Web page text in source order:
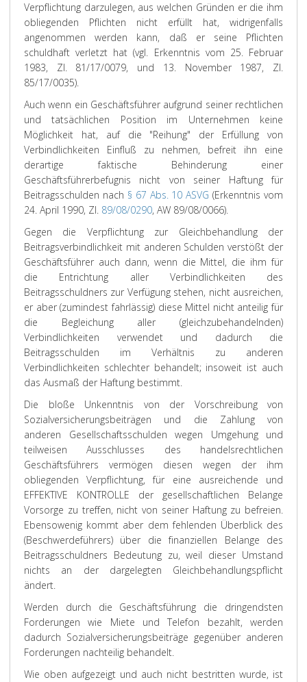
Verpflichtung darzulegen, aus welchen Gründen er die ihm
obliegenden Pflichten nicht erfüllt hat, widrigenfalls
angenommen werden kann, daß er seine Pflichten
schuldhaft verletzt hat (vgl. Erkenntnis vom 25. Februar
1983, Zl. 81/17/0079, und 13. November 1987, Zl.
85/17/0035).
Auch wenn ein Geschäftsführer aufgrund seiner rechtlichen
und tatsächlichen Position im Unternehmen keine
Möglichkeit hat, auf die "Reihung" der Erfüllung von
Verbindlichkeiten Einfluß zu nehmen, befreit ihn eine
derartige faktische Behinderung einer
Geschäftsführerbefugnis nicht von seiner Haftung für
Beitragsschulden nach § 67 Abs. 10 ASVG (Erkenntnis vom
24. April 1990, Zl. 89/08/0290, AW 89/08/0066).
Gegen die Verpflichtung zur Gleichbehandlung der
Beitragsverbindlichkeit mit anderen Schulden verstößt der
Geschäftsführer auch dann, wenn die Mittel, die ihm für
die Entrichtung aller Verbindlichkeiten des
Beitragsschuldners zur Verfügung stehen, nicht ausreichen,
er aber (zumindest fahrlässig) diese Mittel nicht anteilig für
die Begleichung aller (gleichzubehandelnden)
Verbindlichkeiten verwendet und dadurch die
Beitragsschulden im Verhältnis zu anderen
Verbindlichkeiten schlechter behandelt; insoweit ist auch
das Ausmaß der Haftung bestimmt.
Die bloße Unkenntnis von der Vorschreibung von
Sozialversicherungsbeiträgen und die Zahlung von
anderen Gesellschaftsschulden wegen Umgehung und
teilweisen Ausschlusses des handelsrechtlichen
Geschäftsführers vermögen diesen wegen der ihm
obliegenden Verpflichtung, für eine ausreichende und
EFFEKTIVE KONTROLLE der gesellschaftlichen Belange
Vorsorge zu treffen, nicht von seiner Haftung zu befreien.
Ebensowenig kommt aber dem fehlenden Überblick des
(Beschwerdeführers) über die finanziellen Belange des
Beitragsschuldners Bedeutung zu, weil dieser Umstand
nichts an der dargelegten Gleichbehandlungspflicht
ändert.
Werden durch die Geschäftsführung die dringendsten
Forderungen wie Miete und Telefon bezahlt, werden
dadurch Sozialversicherungsbeiträge gegenüber anderen
Forderungen nachteilig behandelt.
Wie oben aufgezeigt und auch nicht bestritten wurde, ist